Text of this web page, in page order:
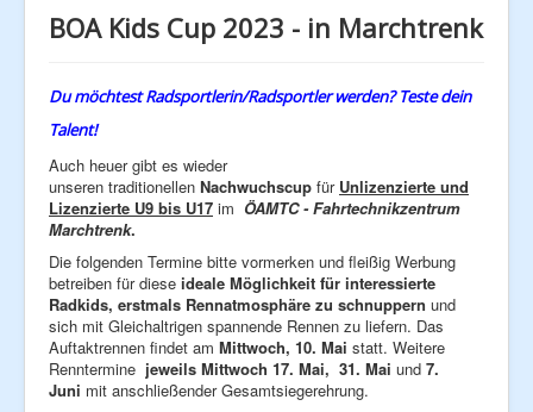
Hobby
BOA Kids Cup 2023 - in Marchtrenk
Du möchtest Radsportlerin/Radsportler werden? Teste dein
Talent!
Auch heuer gibt es wieder
unseren traditionellen Nachwuchscup für Unlizenzierte und
Lizenzierte U9 bis U17 im ÖAMTC - Fahrtechnikzentrum
Marchtrenk.
Die folgenden Termine bitte vormerken und fleißig Werbung
betreiben für diese ideale Möglichkeit für interessierte
Radkids, erstmals Rennatmosphäre zu schnuppern und
sich mit Gleichaltrigen spannende Rennen zu liefern. Das
Auftaktrennen findet am Mittwoch, 10. Mai statt. Weitere
Renntermine jeweils Mittwoch 17. Mai, 31. Mai und 7.
Juni mit anschließender Gesamtsiegerehrung.